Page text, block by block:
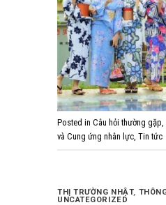
Posted in Câu hỏi thường gặp
và Cung ứng nhân lực Tin tức
THỊ TRƯỜNG NHẬT,
UNCATEGORIZED